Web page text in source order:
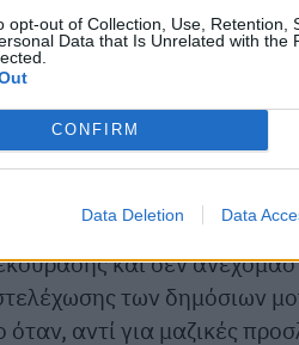
opt-out of Collection, Use, Retention,
Data that Is Unrelated with the
CONFIRM
Data Deletion Data
επέτρεψε να λάβουν
Προκλητικά, μάλιστα,
να προσφύγουν στα
για το δήθεν
οι εργαζόμενοι
και δεν
των δημόσιων
αντί για μαζικές